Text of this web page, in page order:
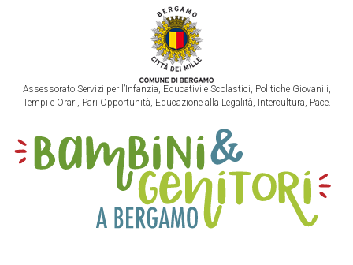
Assessorato Servizi per l’Infanzia, Educativi e Scolastici, Politiche Giovanili,
Tempi e Orari, Pari Opportunità, Educazione alla Legalità, Intercultura, Pace.